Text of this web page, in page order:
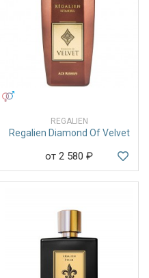
REGALIEN
Regalien Diamond Of Velvet
от 2 580 ₽